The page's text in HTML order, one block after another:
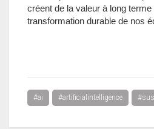
créent de la valeur à long
transformation durable de nos
#ai #artificialintelligence